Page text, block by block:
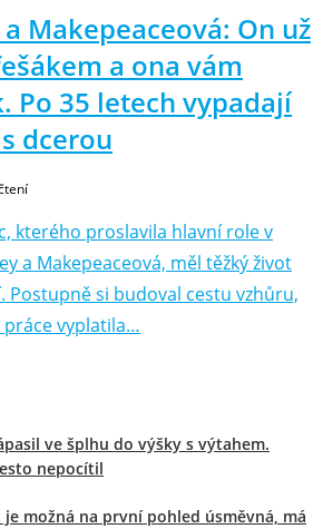
Makepeaceová: On už
a ona vám
Po 35 letech vypadají
dcerou
kterého proslavila hlavní role v
a Makepeaceová, měl těžký život
Postupně si budoval cestu vzhůru,
práce vyplatila…
ve šplhu do výšky s výtahem.
nepocítil
možná na první pohled úsměvná, má